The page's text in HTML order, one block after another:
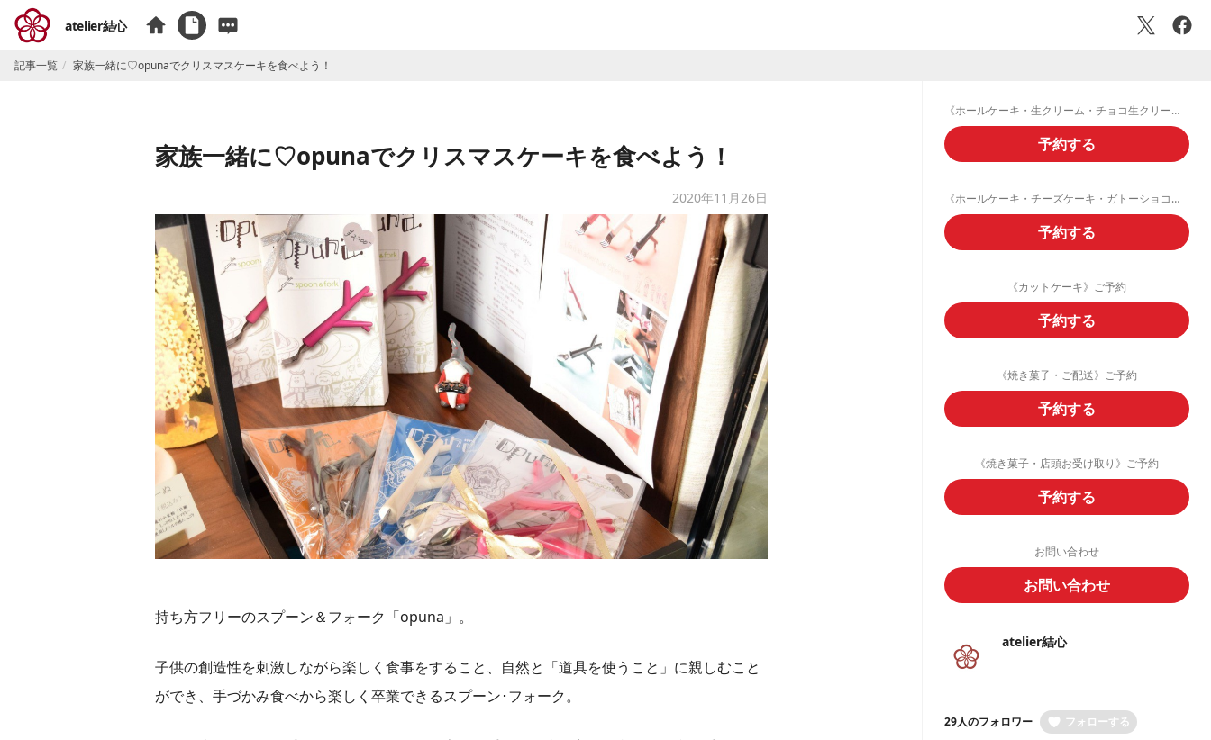
atelier結心
記事一覧 家族一緒に♡opunaでクリスマスケーキを食べよう！
家族一緒に♡opunaでクリスマスケーキを食べよう！
2020年11月26日
持ち方フリーのスプーン＆フォーク「opuna」。
子供の創造性を刺激しながら楽しく食事をすること、自然と「道具を使うこと」に親しむこと
ができ、手づかみ食べから楽しく卒業できるスプーン･フォーク。
《ホールケーキ・生クリーム・チョコ生クリームデコレーション》ご予約フォーム
予約する
《ホールケーキ・チーズケーキ・ガトーショコラ・フルーツタルト》ご予約
予約する
《カットケーキ》ご予約
予約する
《焼き菓子・ご配送》ご予約
予約する
《焼き菓子・店頭お受け取り》ご予約
予約する
お問い合わせ
お問い合わせ
atelier結心
29人のフォロワー フォローする